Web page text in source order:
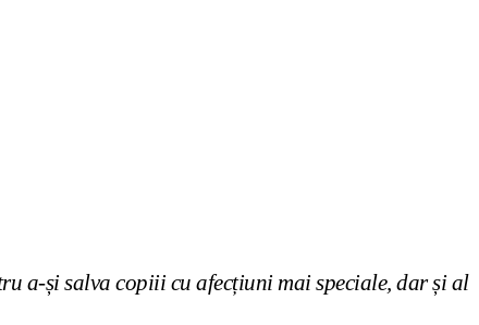
a-și salva copiii cu afecțiuni mai speciale, dar și al